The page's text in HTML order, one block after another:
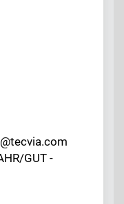
GUT -